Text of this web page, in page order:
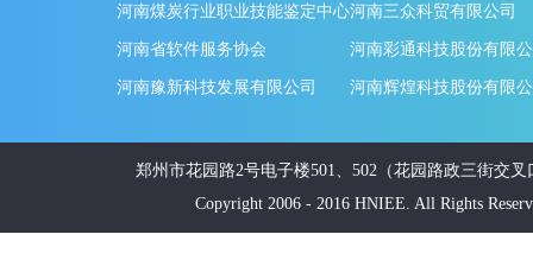
河南煤炭行业职业技能鉴定中心
河南省软件服务协会
河南豫新科技发展有限公司
河南三众科贸有限公司
河南彩通科技股份有限
河南辉煌科技股份有限
郑州市花园路2号电子楼501、502（花园路政三街交叉
Copyright 2006 - 2016 HNIEE. All Rights